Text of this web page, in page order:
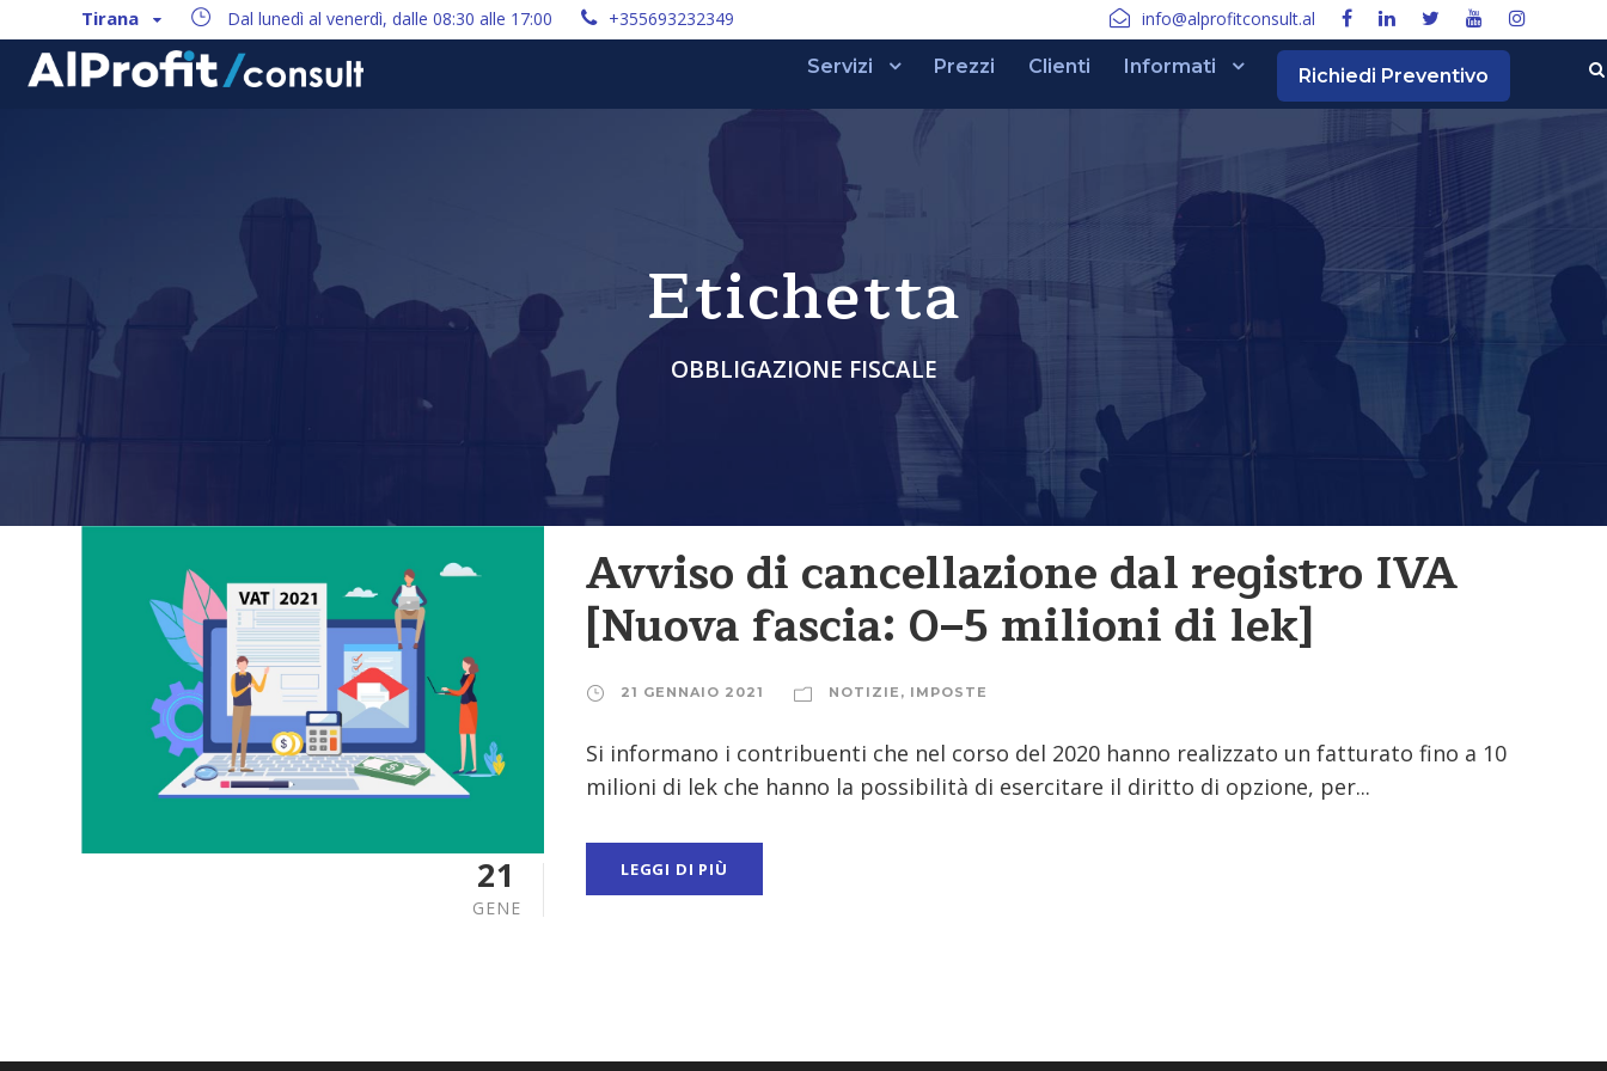
Tirana Dal lunedì al venerdì, dalle 08:30 alle 17:00 +355693232349 info@alprofitconsult.al
Servizi Prezzi Clienti Informati Richiedi Preventivo
Etichetta
OBBLIGAZIONE FISCALE
21
GENE
Avviso di cancellazione dal registro IVA
[Nuova fascia: 0–5 milioni di lek]
21 GENNAIO 2021 NOTIZIE , IMPOSTE
Si informano i contribuenti che nel corso del 2020 hanno realizzato un fatturato fino a 10
milioni di lek che hanno la possibilità di esercitare il diritto di opzione, per...
LEGGI DI PIÙ